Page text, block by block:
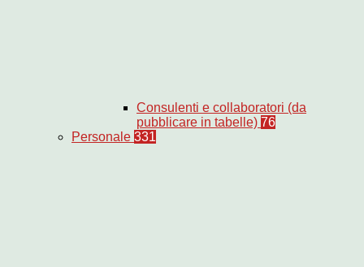
Consulenti e collaboratori (da
pubblicare in tabelle) 76
Personale 331